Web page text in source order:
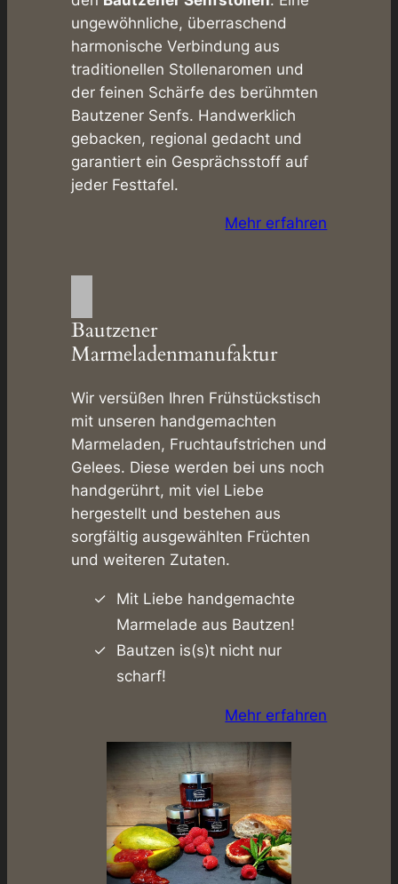
ungewöhnliche, überraschend
harmonische Verbindung aus
traditionellen Stollenaromen und
der feinen Schärfe des berühmten
Bautzener Senfs. Handwerklich
gebacken, regional gedacht und
garantiert ein Gesprächsstoff auf
jeder Festtafel.
Mehr erfahren
Bautzener
Marmeladenmanufaktur
Wir versüßen Ihren Frühstückstisch
mit unseren handgemachten
Marmeladen, Fruchtaufstrichen und
Gelees. Diese werden bei uns noch
handgerührt, mit viel Liebe
hergestellt und bestehen aus
sorgfältig ausgewählten Früchten
und weiteren Zutaten.
Mit Liebe handgemachte
Marmelade aus Bautzen!
Bautzen is(s)t nicht nur
scharf!
Mehr erfahren